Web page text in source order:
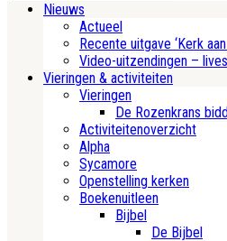
Nieuws
Actueel
Recente uitgave ‘Kerk
Video-uitzendingen –
Vieringen & activiteiten
Vieringen
De Rozenkrans
Activiteitenoverzicht
Alpha
Sycamore
Openstelling kerken
Boekenuitleen
Bijbel
De Bijbel